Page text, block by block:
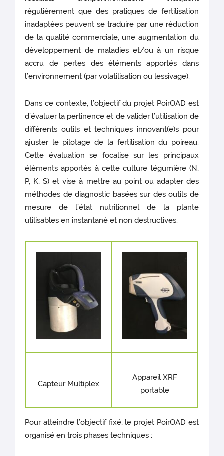
régulièrement que des pratiques de fertilisation
inadaptées peuvent se traduire par une réduction
de la qualité commerciale, une augmentation du
développement de maladies et/ou à un risque
accru de pertes des éléments apportés dans
l’environnement (par volatilisation ou lessivage).
Dans ce contexte, l’objectif du projet PoirOAD est
d’évaluer la pertinence et de valider l’utilisation de
différents outils et techniques innovant(e)s pour
ajuster le pilotage de la fertilisation du poireau.
Cette évaluation se focalise sur les principaux
éléments apportés à cette culture légumière (N,
P, K, S) et vise à mettre au point ou adapter des
méthodes de diagnostic basées sur des outils de
mesure de l’état nutritionnel de la plante
utilisables en instantané et non destructives.
Capteur Multiplex
Appareil XRF
portable
Pour atteindre l’objectif fixé, le projet PoirOAD est
organisé en trois phases techniques :